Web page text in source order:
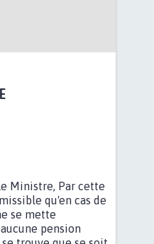
Ministre, Par cette
qu'en cas de
se mette
pension